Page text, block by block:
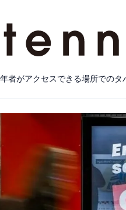
者がアクセスできる場所でのタ